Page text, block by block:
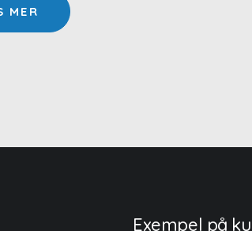
MER
Exempel på